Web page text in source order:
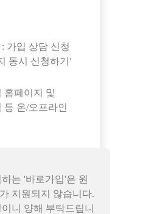
가입 상담 신청
동시 신청하기'
홈페이지 및
온/오프라인
는 '바로가입'은 원
지원되지 않습니다.
니 양해 부탁드립니